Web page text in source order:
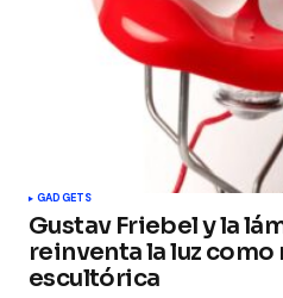
Your E-mail
Guarda mi nombre,
este navegador para la
comente.
Submit Comment
GADGETS
Gustav Friebel y la
reinventa la luz
escultórica